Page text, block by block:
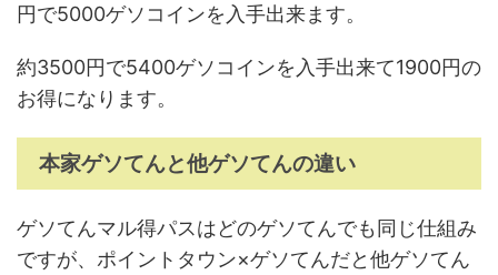
円で5000ゲソコインを入手出来ます。
約3500円で5400ゲソコインを入手出来て1900円の
お得になります。
本家ゲソてんと他ゲソてんの違い
ゲソてんマル得パスはどのゲソてんでも同じ仕組み
ですが、ポイントタウン×ゲソてんだと他ゲソてん